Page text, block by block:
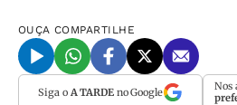
OUÇA COMPARTILHE
Siga o A TARDEno Google Nos